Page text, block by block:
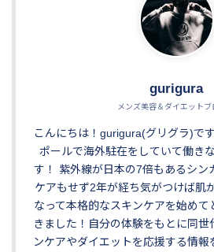
gurigura
メンズ美容＆ダイエットブ
こんにちは！gurigura(グリグラ)で
ポールで海外駐在をしていて働き
す！ 紫外線が日本の7倍もあるシン
ケアもせず2年が経ち気がつけば肌
なって本格的なスキンケアを始めて
きました！自分の体験をもとに同世
ンケアやダイエットを応援する情報